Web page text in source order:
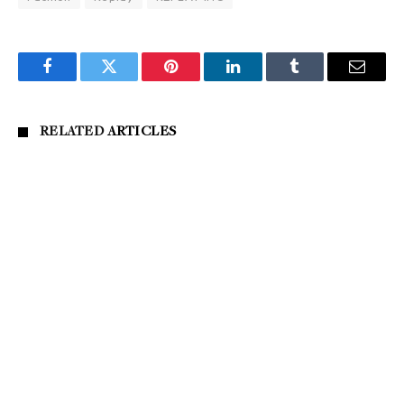
FacebookTwitter Pinterest LinkedInTumblr Email
RELATEDARTICLES